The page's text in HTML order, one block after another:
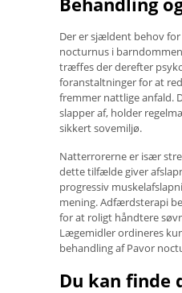
Der er sjældent behov
nocturnus i
træffes der derefter
foranstaltninger for at
fremmer nattlige anfald.
slapper af, holder
sikkert sovemiljø.
Natterrorerne er især
dette tilfælde giver
progressiv
mening. Adfærdsterapi
for at roligt håndtere
Lægemidler ordineres
behandling af Pavor
Du kan finde